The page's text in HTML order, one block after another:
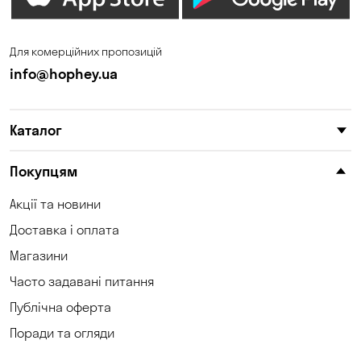
Дніпро Зазим’є
Кам'янське
Корсунці
Коцюбинське
Крюківщина
Для комерційних пропозицій
info@hophey.ua
Каталог
Покупцям
Акції та новини
Доставка і оплата
Магазини
Часто задавані питання
Публічна оферта
Поради та огляди